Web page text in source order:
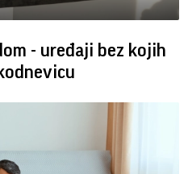
- uređaji bez kojih